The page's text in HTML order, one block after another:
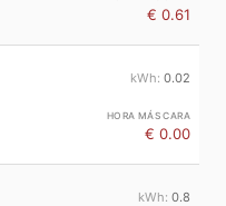
€ 0.61
0.02
€ 0.00
0.8